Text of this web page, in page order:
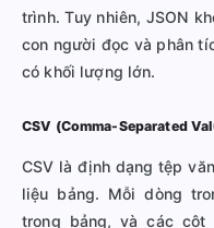
trình. Tuy nhiên, JSON
con người đọc và phân
có khối lượng lớn.
CSV (Comma-Separated
CSV là định dạng tệp
liệu bảng. Mỗi dòng
trong bảng, và các cột